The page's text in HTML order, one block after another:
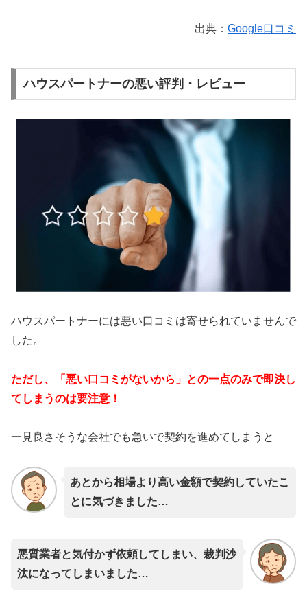
出典： Google口コミ
ハウスパートナーの悪い評判・レビュー
ハウスパートナーには悪い口コミは寄せられていませんで
した。
ただし、「悪い口コミがないから」との一点のみで即決し
てしまうのは要注意！
一見良さそうな会社でも急いで契約を進めてしまうと
あとから相場より高い金額で契約していたこ
とに気づきました…
悪質業者と気付かず依頼してしまい、裁判沙
汰になってしまいました…